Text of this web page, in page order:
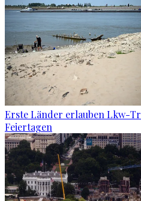
Erste Länder erlauben Lkw-
Feiertagen